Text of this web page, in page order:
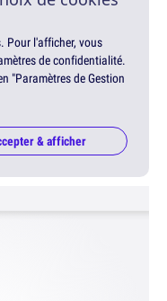
Pour l'afficher, vous
de confidentialité.
"Paramètres de Gestion
& afficher